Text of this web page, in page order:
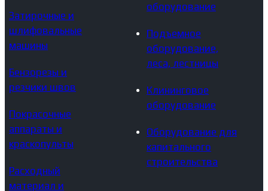
Затирочные и
шлифовальные
машины
Бензорезы и
резчики швов
Покрасочные
аппараты и
краскопульты
Расходный
материал и
оборудование
Подъемное
оборудование,
леса, лестницы
Клининговое
оборудование
Оборудование для
капитального
строительства